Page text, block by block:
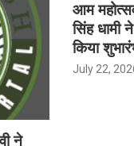
ने
आम
सिंह धामी
किया
July 22,